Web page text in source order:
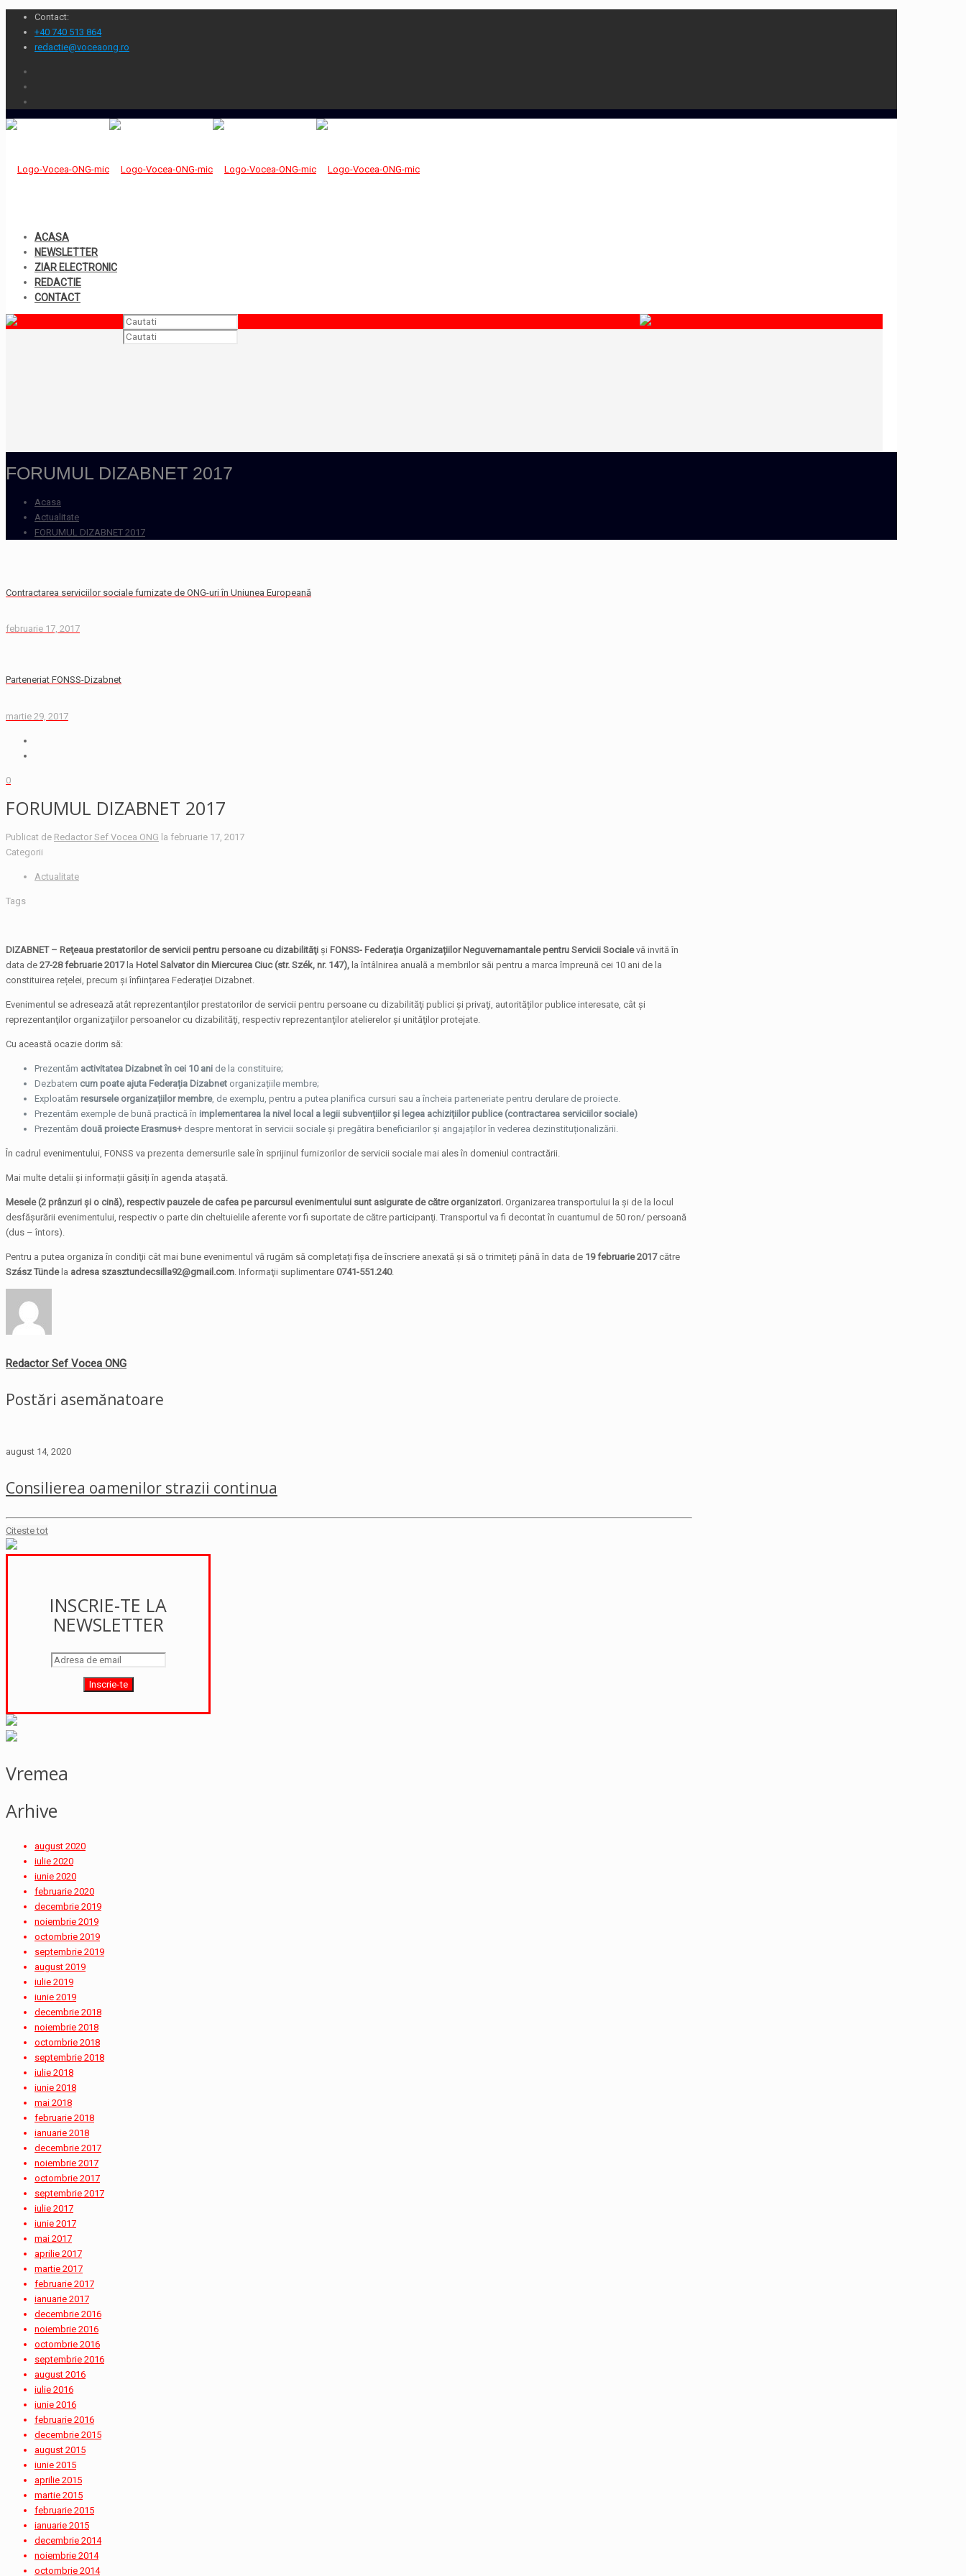
Contact:
+40 740 513 864
redactie@voceaong.ro
ACASA
NEWSLETTER
ZIAR ELECTRONIC
REDACTIE
CONTACT
FORUMUL DIZABNET 2017
Acasa
Actualitate
FORUMUL DIZABNET 2017
Contractarea serviciilor sociale furnizate de ONG-uri în Uniunea Europeană
februarie 17, 2017
Parteneriat FONSS-Dizabnet
martie 29, 2017
0
FORUMUL DIZABNET 2017
Publicat de Redactor Sef Vocea ONG la februarie 17, 2017
Categorii
Actualitate
Tags
DIZABNET – Reţeaua prestatorilor de servicii pentru persoane cu dizabilităţi și FONSS- Federația Organizațiilor Neguvernamantale pentru Servicii Socialevă invită în
data de 27-28 februarie 2017la Hotel Salvator din Miercurea Ciuc (str. Szék, nr. 147), la întâlnirea anuală a membrilor săi pentru a marca împreună cei 10 ani de la
constituirea rețelei, precum și înființarea Federației Dizabnet.
Evenimentul se adresează atât reprezentanţilor prestatorilor de servicii pentru persoane cu dizabilităţi publici şi privaţi, autorităților publice interesate, cât şi
reprezentanţilor organizaţiilor persoanelor cu dizabilităţi, respectiv reprezentanţilor atelierelor şi unităţilor protejate.
Cu această ocazie dorim să:
Prezentăm activitatea Dizabnet în cei 10 ani de la constituire;
Dezbatem cum poate ajuta Federația Dizabnet organizațiile membre;
Exploatăm resursele organizațiilor membre, de exemplu, pentru a putea planifica cursuri sau a încheia parteneriate pentru derulare de proiecte.
Prezentăm exemple de bună practică în implementarea la nivel local a legii subvențiilor și legea achizițiilor publice (contractarea serviciilor sociale)
Prezentăm două proiecte Erasmus+ despre mentorat în servicii sociale și pregătira beneficiarilor și angajaților în vederea dezinstituționalizării.
În cadrul evenimentului, FONSS va prezenta demersurile sale în sprijinul furnizorilor de servicii sociale mai ales în domeniul contractării.
Mai multe detalii și informații găsiți în agenda atașată.
Mesele (2 prânzuri și o cină), respectiv pauzele de cafea pe parcursul evenimentului sunt asigurate de către organizatori. Organizarea transportului la şi de la locul
desfăşurării evenimentului, respectiv o parte din cheltuielile aferente vor fi suportate de către participanţi. Transportul va fi decontat în cuantumul de 50 ron/ persoană
(dus – întors).
Pentru a putea organiza în condiţii cât mai bune evenimentul vă rugăm să completați fişa de înscriere anexată şi să o trimiteți până în data de 19 februarie 2017către
Szász Tündela adresa szasztundecsilla92@gmail.com. Informaţii suplimentare 0741-551.240.
Redactor Sef Vocea ONG
Postări asemănatoare
august 14, 2020
Consilierea oamenilor strazii continua
Citeste tot
INSCRIE-TE LA
NEWSLETTER
Vremea
Arhive
august 2020
iulie 2020
iunie 2020
februarie 2020
decembrie 2019
noiembrie 2019
octombrie 2019
septembrie 2019
august 2019
iulie 2019
iunie 2019
decembrie 2018
noiembrie 2018
octombrie 2018
septembrie 2018
iulie 2018
iunie 2018
mai 2018
februarie 2018
ianuarie 2018
decembrie 2017
noiembrie 2017
octombrie 2017
septembrie 2017
iulie 2017
iunie 2017
mai 2017
aprilie 2017
martie 2017
februarie 2017
ianuarie 2017
decembrie 2016
noiembrie 2016
octombrie 2016
septembrie 2016
august 2016
iulie 2016
iunie 2016
februarie 2016
decembrie 2015
august 2015
iunie 2015
aprilie 2015
martie 2015
februarie 2015
ianuarie 2015
decembrie 2014
noiembrie 2014
octombrie 2014